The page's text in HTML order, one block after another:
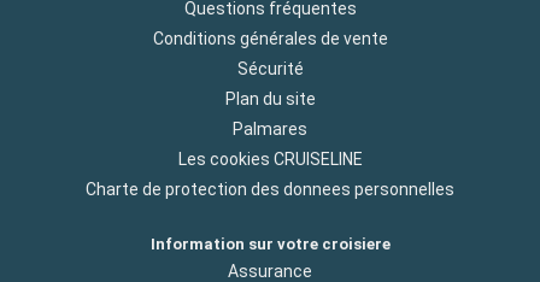
Questions fréquentes
Conditions générales de vente
Sécurité
Plan du site
Palmares
Les cookies CRUISELINE
Charte de protection des donnees personnelles
Information sur votre croisiere
Assurance